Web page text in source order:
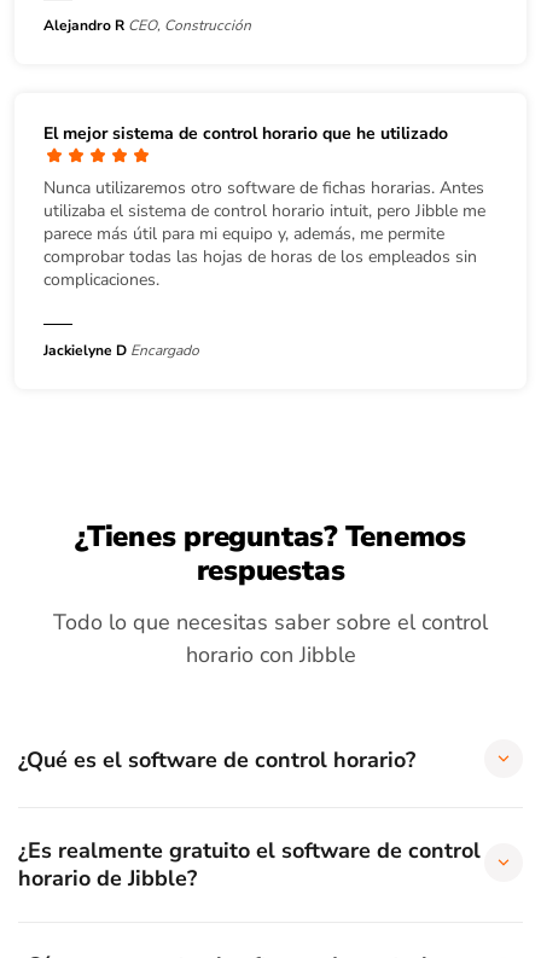
Alejandro R CEO, Construcción
El mejor sistema de control horario que he utilizado
Nunca utilizaremos otro software de fichas horarias. Antes
utilizaba el sistema de control horario intuit, pero Jibble me
parece más útil para mi equipo y, además, me permite
comprobar todas las hojas de horas de los empleados sin
complicaciones.
Jackielyne D Encargado
¿Tienes preguntas? Tenemos
respuestas
Todo lo que necesitas saber sobre el control
horario con Jibble
¿Qué es el software de control horario?
¿Es realmente gratuito el software de control
horario de Jibble?